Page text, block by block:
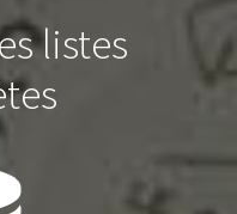
listes